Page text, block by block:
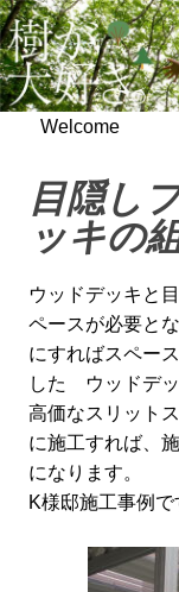
Welcome
目隠し
ッキの
ウッドデッキと
ペースが必要と
にすればスペー
した ウッドデッ
高価なスリット
に施工すれば、
になります。
K様邸施工事例で